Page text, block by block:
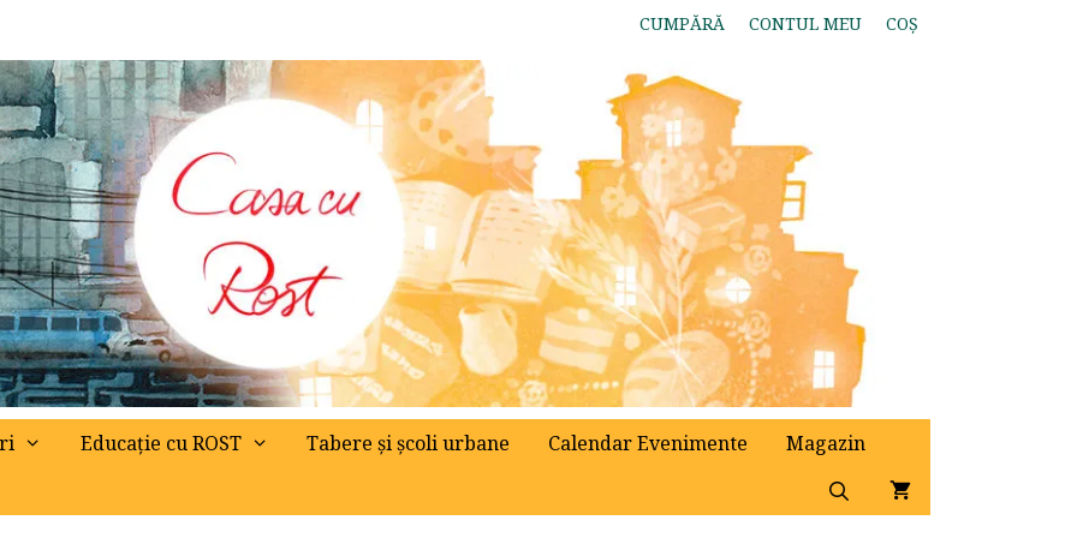
CUMPĂRĂ CONTUL MEU COȘ
Educație cu ROST Tabere și școli urbane Calendar Evenimente
Magazin